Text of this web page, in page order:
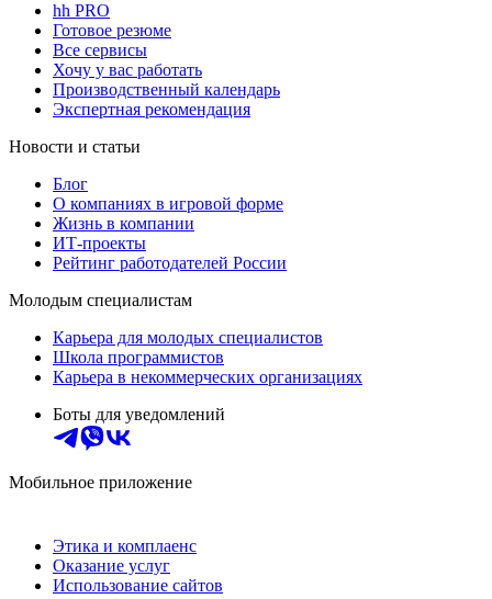
hh PRO
Готовое резюме
Все сервисы
Хочу у вас работать
Производственный календарь
Экспертная рекомендация
Новости и статьи
Блог
О компаниях в игровой форме
Жизнь в компании
ИТ-проекты
Рейтинг работодателей России
Молодым специалистам
Карьера для молодых специалистов
Школа программистов
Карьера в некоммерческих организациях
Боты для уведомлений
Мобильное приложение
Этика и комплаенс
Оказание услуг
Использование сайтов